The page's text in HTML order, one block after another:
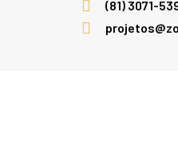
(81) 3071-